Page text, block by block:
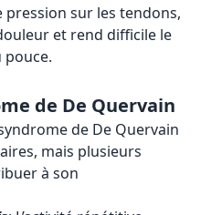
sur les tendons,
et rend difficile le
de De Quervain
de De Quervain
mais plusieurs
à son